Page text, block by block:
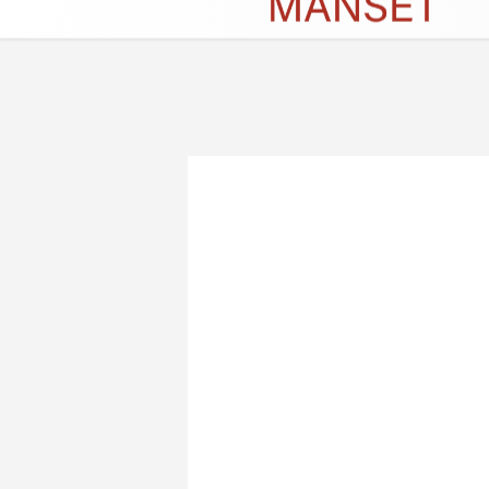
İletişim Çerez Politikası